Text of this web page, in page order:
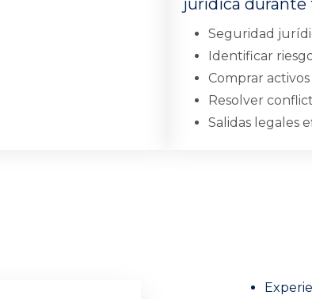
Seguridad
Identificar
Comprar
Resolver
Salidas legales